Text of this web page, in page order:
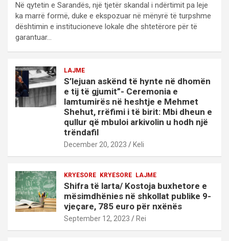
Në qytetin e Sarandës, një tjetër skandal i ndërtimit pa leje
ka marrë formë, duke e ekspozuar në mënyrë të turpshme
dështimin e institucioneve lokale dhe shtetërore për të
garantuar…
LAJME
S’lejuan askënd të hynte në dhomën
e tij të gjumit”- Ceremonia e
lamtumirës në heshtje e Mehmet
Shehut, rrëfimi i të birit: Mbi dheun e
qullur që mbuloi arkivolin u hodh një
trëndafil
December 20, 2023 Keli
KRYESORE KRYESORE LAJME
Shifra të larta/ Kostoja buxhetore e
mësimdhënies në shkollat publike 9-
vjeçare, 785 euro për nxënës
September 12, 2023 Rei